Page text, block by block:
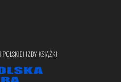
IZBY KSIĄŻKI